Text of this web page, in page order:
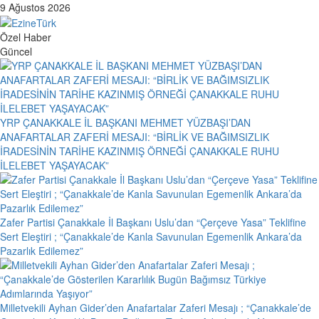
Skip
to
content
9 Ağustos 2026
Özel Haber
Güncel
YRP ÇANAKKALE İL BAŞKANI MEHMET YÜZBAŞI’DAN
ANAFARTALAR ZAFERİ MESAJI: “BİRLİK VE BAĞIMSIZLIK
İRADESİNİN TARİHE KAZINMIŞ ÖRNEĞİ ÇANAKKALE RUHU
İLELEBET YAŞAYACAK”
Zafer Partisi Çanakkale İl Başkanı Uslu’dan “Çerçeve Yasa” Teklifine
Sert Eleştiri ; “Çanakkale’de Kanla Savunulan Egemenlik Ankara’da
Pazarlık Edilemez”
Milletvekili Ayhan Gider’den Anafartalar Zaferi Mesajı ; “Çanakkale’de